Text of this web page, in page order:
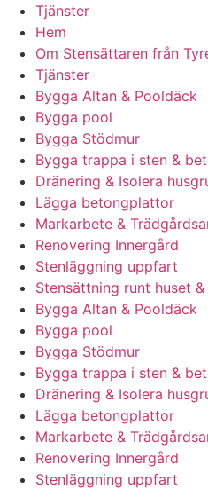
Tjänster
Hem
Om Stensättaren från
Tjänster
Bygga Altan & Pooldäck
Bygga pool
Bygga Stödmur
Bygga trappa i sten &
Dränering & Isolera
Lägga betongplattor
Markarbete &
Renovering Innergård
Stenläggning uppfart
Stensättning runt huset &
Bygga Altan & Pooldäck
Bygga pool
Bygga Stödmur
Bygga trappa i sten &
Dränering & Isolera
Lägga betongplattor
Markarbete &
Renovering Innergård
Stenläggning uppfart